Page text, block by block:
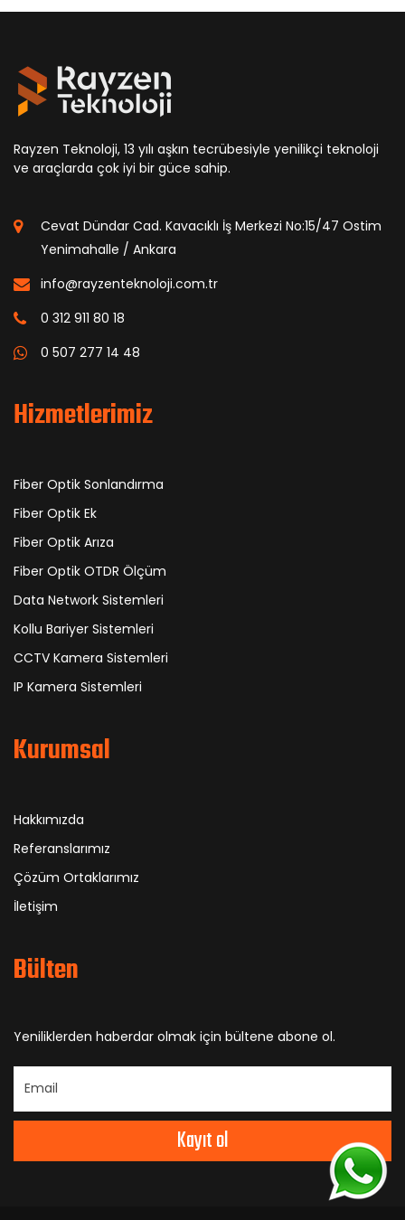
Rayzen Teknoloji, 13 yılı aşkın tecrübesiyle yenilikçi teknoloji
ve araçlarda çok iyi bir güce sahip.
Cevat Dündar Cad. Kavacıklı İş Merkezi No:15/47 Ostim
Yenimahalle / Ankara
info@rayzenteknoloji.com.tr
0 312 911 80 18
0 507 277 14 48
Hizmetlerimiz
Fiber Optik Sonlandırma
Fiber Optik Ek
Fiber Optik Arıza
Fiber Optik OTDR Ölçüm
Data Network Sistemleri
Kollu Bariyer Sistemleri
CCTV Kamera Sistemleri
IP Kamera Sistemleri
Kurumsal
Hakkımızda
Referanslarımız
Çözüm Ortaklarımız
İletişim
Bülten
Yeniliklerden haberdar olmak için bültene abone ol.
Kayıt ol